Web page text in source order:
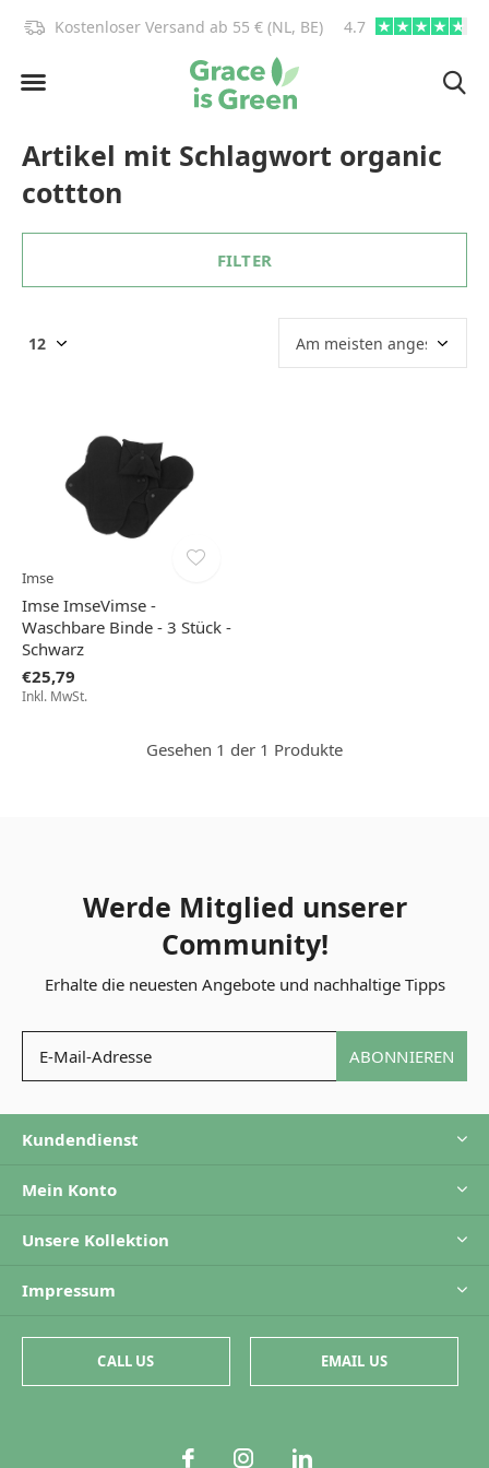
Kostenloser Versand ab 55 € (NL, BE) 4.7
Artikel mit Schlagwort organic
cottton
FILTER
Imse
Imse ImseVimse -
Waschbare Binde - 3 Stück -
Schwarz
€25,79
Inkl. MwSt.
Gesehen 1 der 1 Produkte
Werde Mitglied unserer
Community!
Erhalte die neuesten Angebote und nachhaltige Tipps
ABONNIEREN
Kundendienst
Mein Konto
Unsere Kollektion
Impressum
CALL US EMAIL US